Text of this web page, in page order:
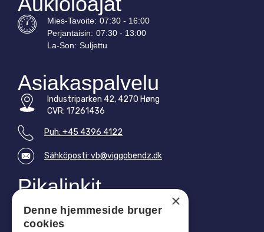
Mies-Tavoite: 07:30 - 16:00
Perjantaisin: 07:30 - 13:00
La-Son: Suljettu
Asiakaspalvelu
Industriparken 42, 4270 Høng
CVR: 17261436
Puh: +45 4396 4122
Sähköposti: vb@viggobendz.dk
Pikalinkit
Myynti- ja toimitusehdot
×
Denne hjemmeside bruger
cookies